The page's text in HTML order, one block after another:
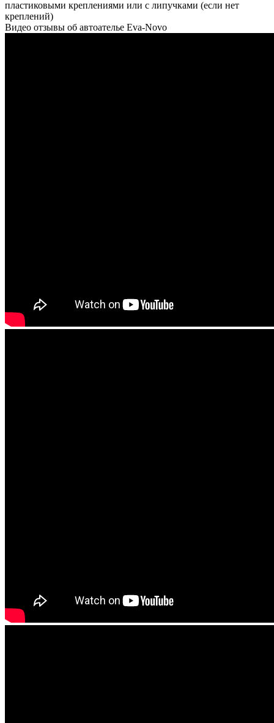
пластиковыми креплениями или с липучками (если нет
креплений)
Видео отзывы об автоателье Eva-Novo